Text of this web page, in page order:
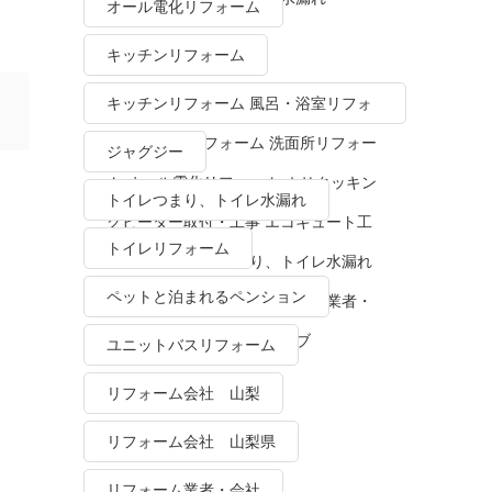
オール電化リフォーム
キッチンリフォーム
キッチンリフォーム 風呂・浴室リフォ
ーム トイレリフォーム 洗面所リフォー
ム オール電化リフォーム ＩＨクッキン
グヒーター取付・工事 エコキュート工
事・販売 トイレつまり、トイレ水漏れ
水栓金具修理・交換 リフォーム業者・
会社 ＴＯＴＯリモデルクラブ
ジャグジー
トイレつまり、トイレ水漏れ
トイレリフォーム
ペットと泊まれるペンション
ユニットバスリフォーム
リフォーム会社 山梨
リフォーム会社 山梨県